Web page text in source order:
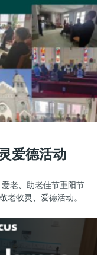
爱德活动
老、助老佳节重阳节
老牧灵、爱德活动。